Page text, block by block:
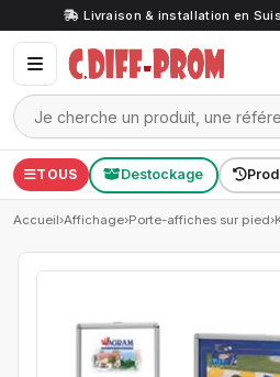
Livraison & installation en
TOUS Destockage
Accueil›Affichage›Porte-affiches sur pied›